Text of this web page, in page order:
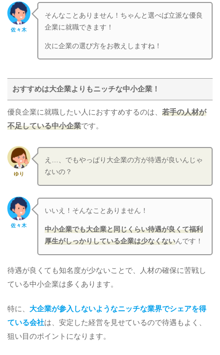
佐々木
そんなことありません！ちゃんと選べば立派な優良
企業に就職できます！
次に企業の選び方をお教えしますね！
おすすめは大企業よりもニッチな中小企業！
優良企業に就職したい人におすすめするのは、 若手の人材が
不足している中小企業です。
ゆり
え…、でもやっぱり大企業の方が待遇が良いんじゃ
ないの？
佐々木
いいえ！そんなことありません！
中小企業でも大企業と同じくらい待遇が良くて福利
厚生がしっかりしている企業は少なくないんです！
待遇が良くても知名度が少ないことで、人材の確保に苦戦し
ている中小企業は多くあります。
特に、 大企業が参入しないようなニッチな業界でシェアを得
ている会社は、安定した経営を見せているので待遇もよく、
狙い目のポイントになります。